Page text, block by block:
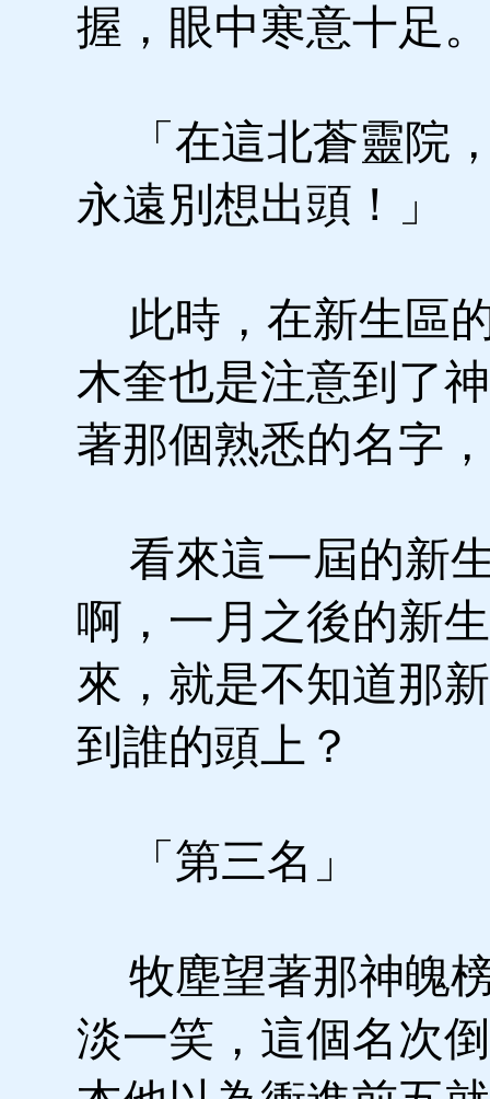
握，眼中寒意十足。
「在這北蒼靈院
永遠別想出頭！」
此時，在新生區
木奎也是注意到了
著那個熟悉的名字
看來這一屆的新
啊，一月之後的新
來，就是不知道那
到誰的頭上？
「第三名」
牧塵望著那神魄
淡一笑，這個名次